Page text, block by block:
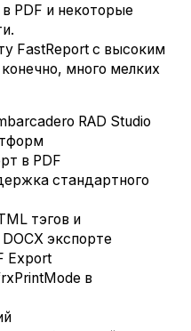
PDF и некоторые
FastReport с высоким
много мелких
RAD Studio
в PDF
стандартного
тэгов и
экспорте
Export
в